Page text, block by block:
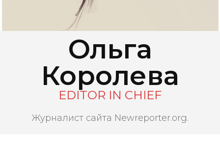
Ольга
Королева
EDITOR IN CHIEF
Журналист сайта Newreporter.org.